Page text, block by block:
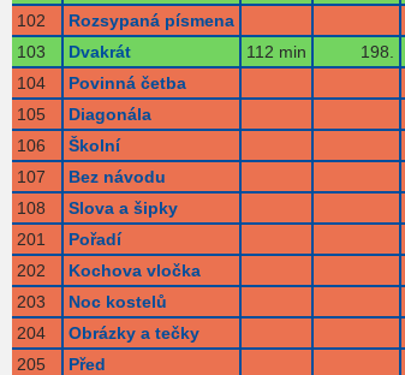
102
Rozsypaná písmena
103
Dvakrát 112 min 198.
104
Povinná četba
105
Diagonála
106
Školní
107
Bez návodu
108
Slova a šipky
201
Pořadí
202
Kochova vločka
203
Noc kostelů
204
Obrázky a tečky
205
Před